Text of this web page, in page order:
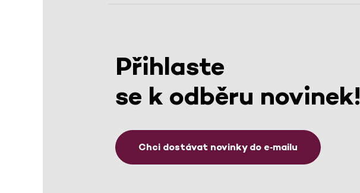
Přihlaste
se k odběru novinek!
Chci dostávat novinky do e‑mailu